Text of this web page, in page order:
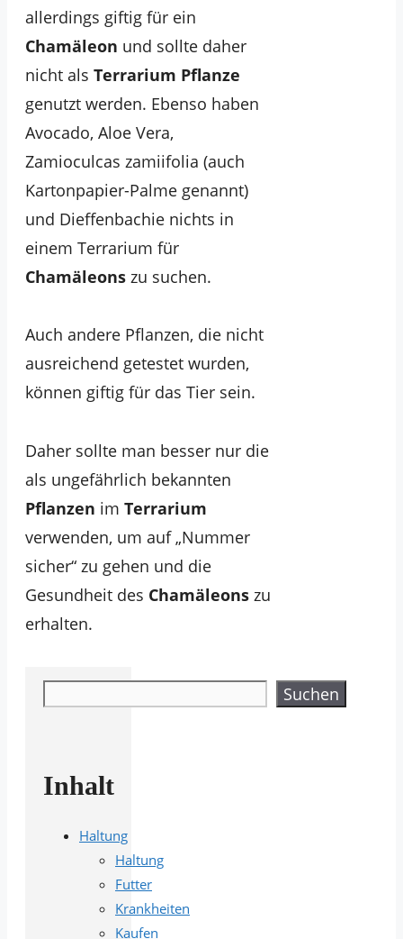
allerdings giftig für ein
Chamäleon und sollte daher
nicht als Terrarium Pflanze
genutzt werden. Ebenso haben
Avocado, Aloe Vera,
Zamioculcas zamiifolia (auch
Kartonpapier-Palme genannt)
und Dieffenbachie nichts in
einem Terrarium für
Chamäleons zu suchen.
Auch andere Pflanzen, die nicht
ausreichend getestet wurden,
können giftig für das Tier sein.
Daher sollte man besser nur die
als ungefährlich bekannten
Pflanzen im Terrarium
verwenden, um auf „Nummer
sicher“ zu gehen und die
Gesundheit des Chamäleons zu
erhalten.
Suchen
Inhalt
Haltung
Haltung
Futter
Krankheiten
Kaufen